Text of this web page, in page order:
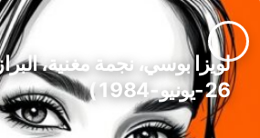
لويزا بوسي، نجمة مغنية،
26-يونيو-1984)